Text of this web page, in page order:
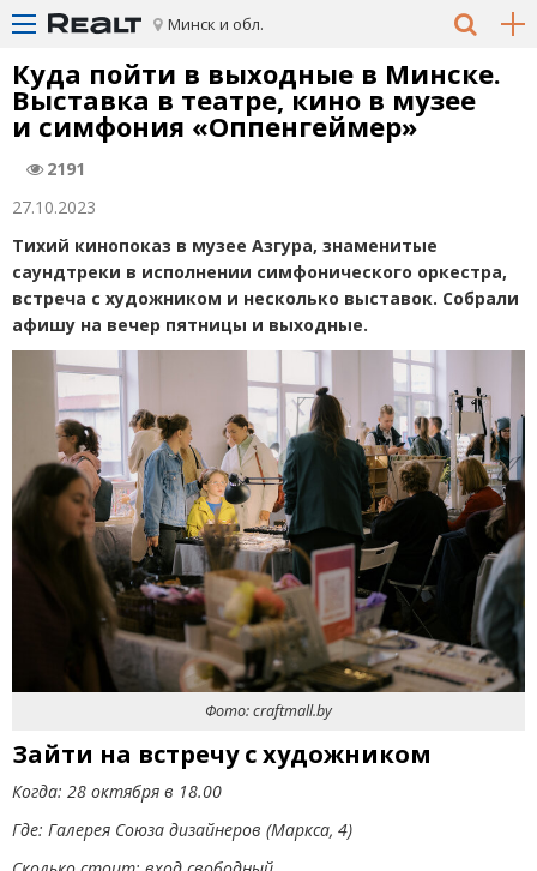
Минск и обл.
Куда пойти в выходные в Минске.
Выставка в театре, кино в музее
и симфония «Оппенгеймер»
2191
27.10.2023
Тихий кинопоказ в музее Азгура, знаменитые
саундтреки в исполнении симфонического оркестра,
встреча с художником и несколько выставок. Собрали
афишу на вечер пятницы и выходные.
Фото: craftmall.by
Зайти на встречу с художником
Когда: 28 октября в 18.00
Где: Галерея Союза дизайнеров (Маркса, 4)